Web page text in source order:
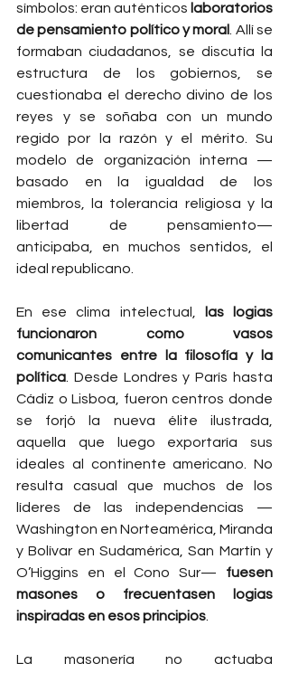
símbolos: eran auténticos laboratorios
de pensamiento político y moral
. Allí se
formaban ciudadanos, se discutía la
estructura de los gobiernos, se
cuestionaba el derecho divino de los
reyes y se soñaba con un mundo
regido por la razón y el mérito. Su
modelo de organización interna —
basado en la igualdad de los
miembros, la tolerancia religiosa y la
libertad de pensamiento—
anticipaba, en muchos sentidos, el
ideal republicano.
En ese clima intelectual,
las logias
funcionaron como vasos
comunicantes entre la filosofía y la
política . Desde Londres y París hasta
Cádiz o Lisboa, fueron centros donde
se forjó la nueva élite ilustrada,
aquella que luego exportaría sus
ideales al continente americano. No
resulta casual que muchos de los
líderes de las independencias —
Washington en Norteamérica, Miranda
y Bolívar en Sudamérica, San Martín y
O’Higgins en el Cono Sur— fuesen
masones o frecuentasen logias
inspiradas en esos principios
La masonería no actuaba